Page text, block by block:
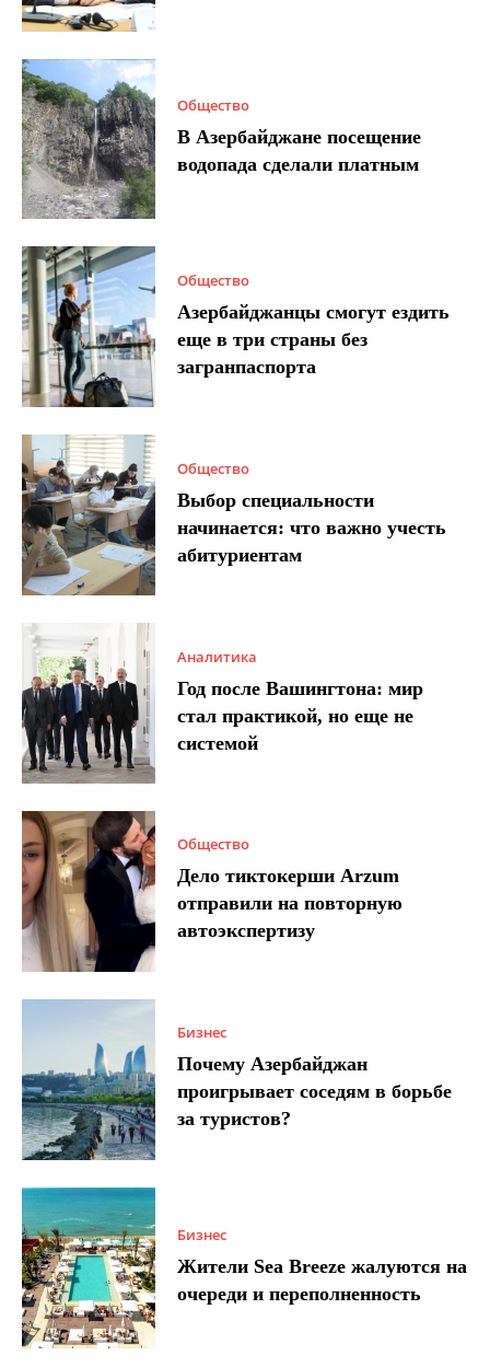
Общество
В Азербайджане посещение
водопада сделали платным
Общество
Азербайджанцы смогут ездить
еще в три страны без
загранпаспорта
Общество
Выбор специальности
начинается: что важно учесть
абитуриентам
Аналитика
Год после Вашингтона: мир
стал практикой, но еще не
системой
Общество
Дело тиктокерши Arzum
отправили на повторную
автоэкспертизу
Бизнес
Почему Азербайджан
проигрывает соседям в борьбе
за туристов?
Бизнес
Жители Sea Breeze жалуются на
очереди и переполненность